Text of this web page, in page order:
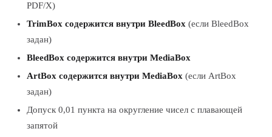
PDF/X)
TrimBox содержится внутри BleedBox (если BleedBox
задан)
BleedBox содержится внутри MediaBox
ArtBox содержится внутри MediaBox (если ArtBox
задан)
Допуск 0,01 пункта на округление чисел с плавающей
запятой